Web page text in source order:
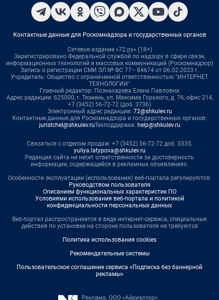
Контактные данные для Роскомнадзора и государственных органов
Сетевое издание «72.ру» (18+)
Зарегистрировано Федеральной службой по надзору в сфере связи,
информационных технологий и массовых коммуникаций (Роскомнадзор)
Запись о регистрации СМИ ЭЛ № ФС 77– 84674 от 06.02.2023 г.
Учредитель: Общество с ограниченной ответственностью "ИНТЕРНЕТ
ТЕХНОЛОГИИ"
Главный редактор: Познахарева Елена Павловна
Адрес редакции: 625000, г. Тюмень, ул. Максима Горького, д. 76, офис 214,
+7 (3452) 56-72-72 (доб. 3736)
Электронный адрес редакции: 72@shkulev.ru
Контактные данные для Роскомнадзора и государственных органов:
juristchel@shkulev.ruТехподдержка: help@shkulev.ru
Связаться с отделом продаж: +7 (3452) 56-72-72 доб. 3335,
yuliya.latypova@shkulev.ru
Редакция сайта не несет ответственности за достоверность
информации, содержащейся в рекламных объявлениях.
Особенности эксплуатации (использования) веб-портала регулируются:
Руководством пользователя
Описанием функциональных характеристик ПО
Условиями использования веб-портала и политикой
конфиденциальности персональных данных
Веб-портал распространяется в виде интернет-сервиса, специальные
действия по установке на стороне пользователя не требуются
Политика использования cookies
Рекомендательные системы
Пользовательское соглашение сервиса «Подписка без баннерной
рекламы»